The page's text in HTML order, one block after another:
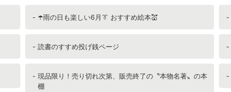
☂️雨の日も楽しい6月👔 おすすめ絵本💒
読書のすすめ投げ銭ページ
現品限り！売り切れ次第、販売終了の〝本物名著〟の本
棚